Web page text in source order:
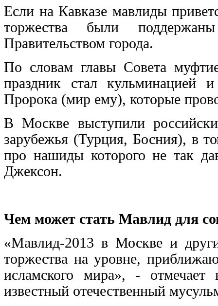
Если на Кавказе мавлиды
торжества были
Правительством города.
По словам главы Совета
праздник стал кульминацией
Пророка (мир ему), которые
В Москве выступили
зарубежья (Турция, Босния), в
про нашиды которого не так
Джексон.
Чем может стать Мавлид для
«Мавлид-2013 в Москве и
торжества на уровне,
исламского мира», -
известный отечественный